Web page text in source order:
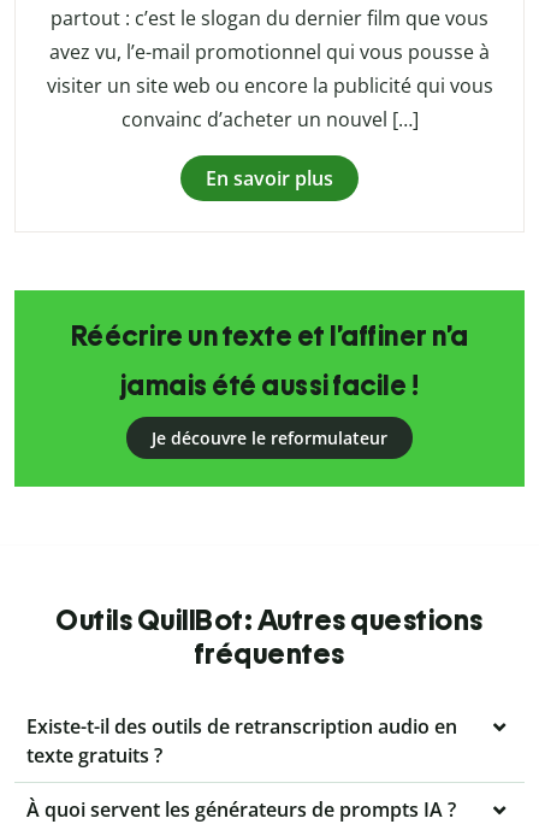
partout : c’est le slogan du dernier film que vous
avez vu, l’e-mail promotionnel qui vous pousse à
visiter un site web ou encore la publicité qui vous
convainc d’acheter un nouvel […]
En savoir plus
Réécrire un texte et l’affiner n’a
jamais été aussi facile !
Je découvre le reformulateur
Outils QuillBot: Autres questions
fréquentes
Existe-t-il des outils de retranscription audio en
texte gratuits ?
À quoi servent les générateurs de prompts IA ?